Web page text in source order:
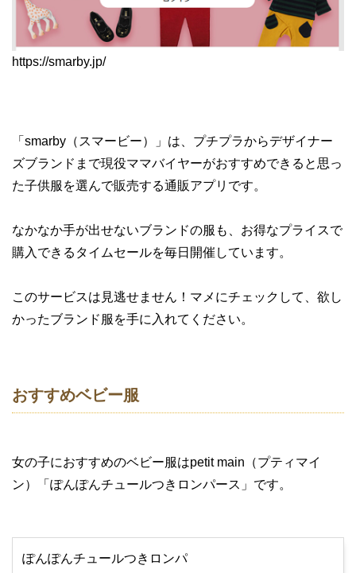
https://smarby.jp/
「smarby（スマービー）」は、プチプラからデザイナー
ズブランドまで現役ママバイヤーがおすすめできると思っ
た子供服を選んで販売する通販アプリです。
なかなか手が出せないブランドの服も、お得なプライスで
購入できるタイムセールを毎日開催しています。
このサービスは見逃せません！マメにチェックして、欲し
かったブランド服を手に入れてください。
おすすめベビー服
女の子におすすめのベビー服はpetit main（プティマイ
ン）「ぽんぽんチュールつきロンパース」です。
ぽんぽんチュールつきロンパ